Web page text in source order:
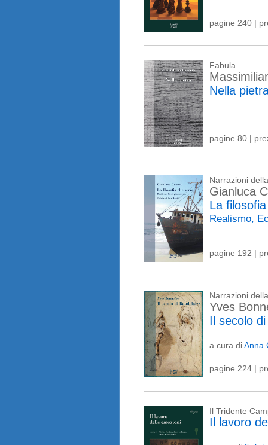
pagine 240 |
Fabula
Nella
pagine 80 |
Narrazioni
Gianluca
La
Realismo,
pagine 192 |
Narrazioni
Yves
Il secolo
a cura diAnna
pagine 224 |
Il Tridente
Il lavoro